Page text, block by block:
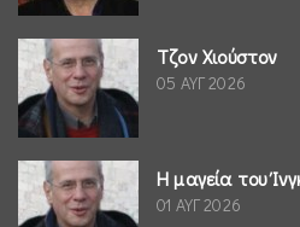
Τζον Χιούστον
05 ΑΥΓ 2026
Η μαγεία του
01 ΑΥΓ 2026